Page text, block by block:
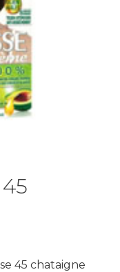
45 chataigne